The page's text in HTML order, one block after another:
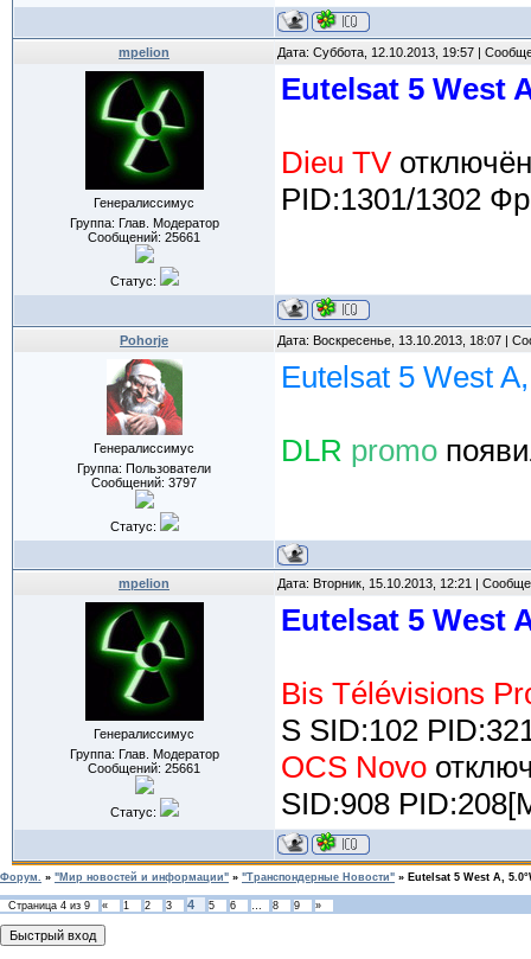
mpelion Дата: Суббота, 12.10.2013, 19:57 |
Генералиссимус
Группа: Глав. Модератор
Сообщений: 25661
Статус:
Eutelsat 5 West
Dieu TV
PID:1301/1302
Pohorje Дата: Воскресенье, 13.10.2013, 18:07 |
Генералиссимус
Группа: Пользователи
Сообщений: 3797
Статус:
Eutelsat 5 West
DLR promo
mpelion Дата: Вторник, 15.10.2013, 12:21 |
Генералиссимус
Группа: Глав. Модератор
Сообщений: 25661
Статус:
Eutelsat 5 West
Bis Télévisions
S SID:102
OCS Novo
SID:908
Форум. » "Мир новостей и информации" » "Транспондерные Новости" » Eutelsat 5 West A,
Страница 4 из 9 « 1 2 3 4 5 6 … 8 9 »